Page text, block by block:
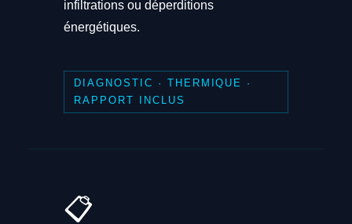
infiltrations ou déperditions
énergétiques.
DIAGNOSTIC · THERMIQUE ·
RAPPORT INCLUS
📋